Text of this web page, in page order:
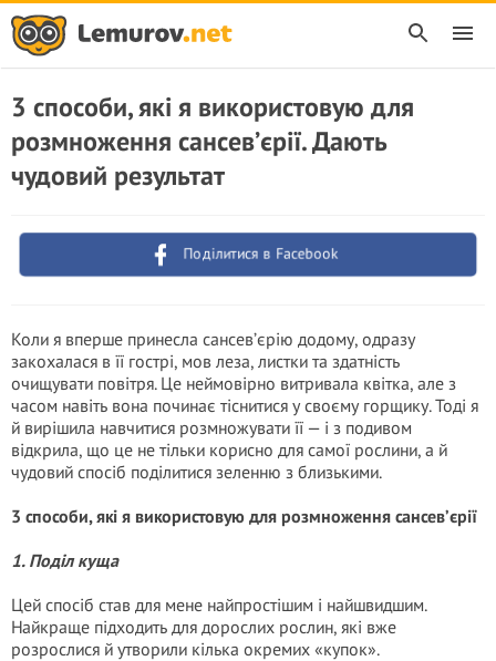
3 способи, які я використовую для
розмноження сансев’єрії. Дають
чудовий результат
Поділитися в Facebook
Коли я вперше принесла сансев’єрію додому, одразу
закохалася в її гострі, мов леза, листки та здатність
очищувати повітря. Це неймовірно витривала квітка, але з
часом навіть вона починає тіснитися у своєму горщику. Тоді я
й вирішила навчитися розмножувати її — і з подивом
відкрила, що це не тільки корисно для самої рослини, а й
чудовий спосіб поділитися зеленню з близькими.
3 способи, які я використовую для розмноження сансев’єрії
1. Поділ куща
Цей спосіб став для мене найпростішим і найшвидшим.
Найкраще підходить для дорослих рослин, які вже
розрослися й утворили кілька окремих «купок».